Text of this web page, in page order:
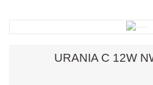
URANIA C 12W